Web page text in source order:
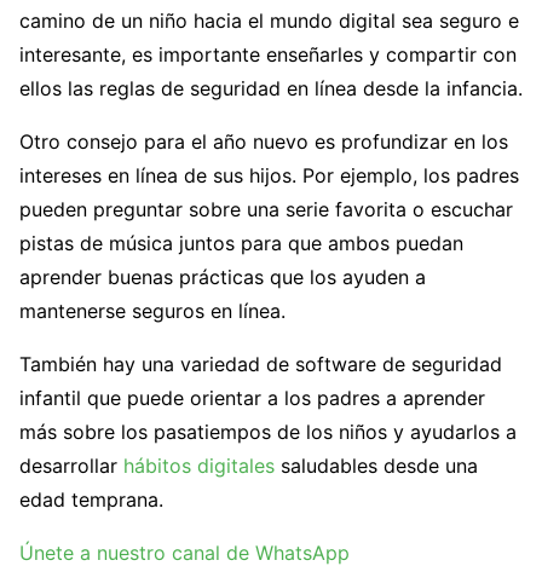
camino de un niño hacia el mundo digital sea seguro e
interesante, es importante enseñarles y compartir con
ellos las reglas de seguridad en línea desde la infancia.
Otro consejo para el año nuevo es profundizar en los
intereses en línea de sus hijos. Por ejemplo, los padres
pueden preguntar sobre una serie favorita o escuchar
pistas de música juntos para que ambos puedan
aprender buenas prácticas que los ayuden a
mantenerse seguros en línea.
También hay una variedad de software de seguridad
infantil que puede orientar a los padres a aprender
más sobre los pasatiempos de los niños y ayudarlos a
desarrollar hábitos digitales saludables desde una
edad temprana.
Únete a nuestro canal de WhatsApp